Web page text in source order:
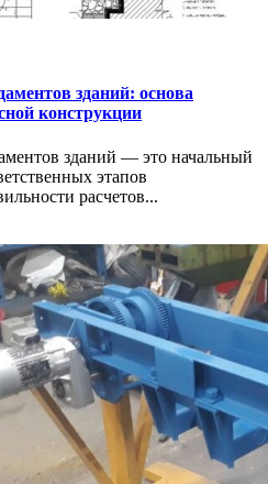
зданий: основа
конструкции
зданий — это начальный
этапов
расчетов...